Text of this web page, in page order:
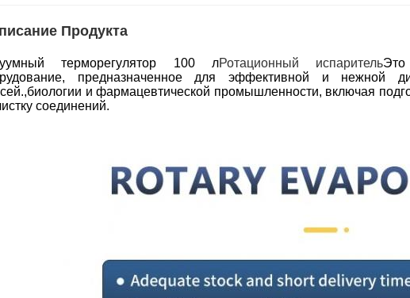
Продукта
терморегулятор 100 лРотационный испарительЭто
предназначенное для эффективной и нежной
и фармацевтической промышленности, включая
соединений.